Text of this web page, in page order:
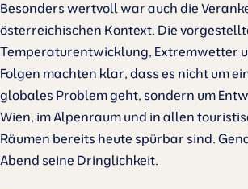
Besonders wertvoll war auch die
österreichischen Kontext. Die
Temperaturentwicklung, Extremwetter
Folgen machten klar, dass es nicht um
globales Problem geht, sondern um
Wien, im Alpenraum und in allen
Räumen bereits heute spürbar sind.
Abend seine Dringlichkeit.